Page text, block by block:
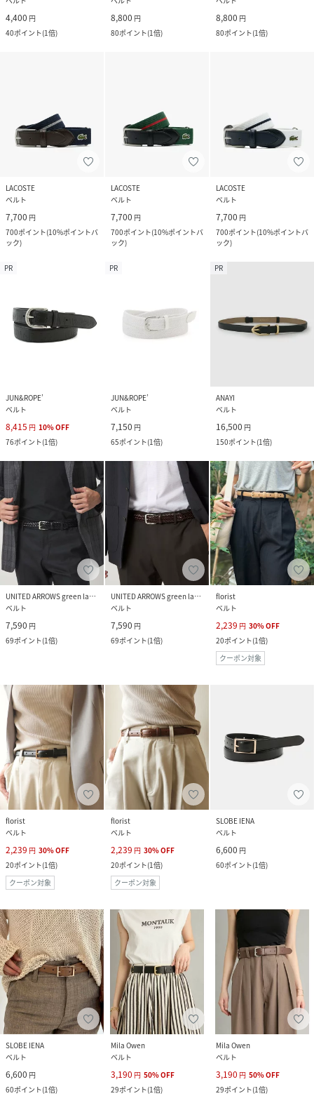
4,400 円
40ポイント(1倍)
8,800 円
80ポイント(1倍)
8,800 円
80ポイント(1倍)
LACOSTE
ベルト
7,700 円
700ポイント(10%ポイントバ
ック)
LACOSTE
ベルト
7,700 円
700ポイント(10%ポイントバ
ック)
LACOSTE
ベルト
7,700 円
700ポイント(10%ポイントバ
ック)
PR
JUN&ROPE’
ベルト
8,415 円 10%OFF
76ポイント(1倍)
PR
JUN&ROPE’
ベルト
7,150 円
65ポイント(1倍)
PR
ANAYI
ベルト
16,500 円
150ポイント(1倍)
UNITED ARROWS green label relaxing
ベルト
7,590 円
69ポイント(1倍)
UNITED ARROWS green label relaxing
ベルト
7,590 円
69ポイント(1倍)
florist
ベルト
2,239 円 30%OFF
20ポイント(1倍)
クーポン対象
florist
ベルト
2,239 円 30%OFF
20ポイント(1倍)
クーポン対象
florist
ベルト
2,239 円 30%OFF
20ポイント(1倍)
クーポン対象
SLOBE IENA
ベルト
6,600 円
60ポイント(1倍)
SLOBE IENA
ベルト
6,600 円
60ポイント(1倍)
Mila Owen
ベルト
3,190 円 50%OFF
29ポイント(1倍)
Mila Owen
ベルト
3,190 円 50%OFF
29ポイント(1倍)